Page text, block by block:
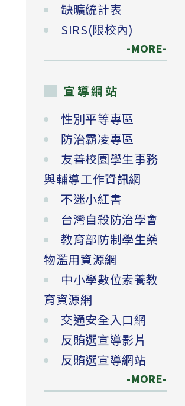
缺曠統計表
SIRS(限校內)
-MORE-
宣導網站
性別平等專區
防治霸凌專區
友善校園學生事務
與輔導工作資訊網
不迷小紅書
台灣自殺防治學會
教育部防制學生藥
物濫用資源網
中小學數位素養教
育資源網
交通安全入口網
反賄選宣導影片
反賄選宣導網站
-MORE-